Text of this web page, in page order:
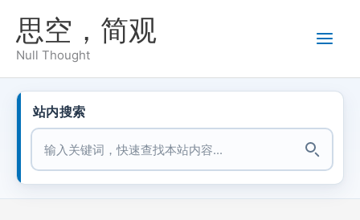
思空，简观
Null Thought
站内搜索
站内搜索